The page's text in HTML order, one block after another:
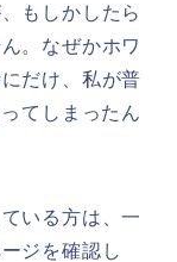
もしかしたら
。なぜかホワ
だけ、私が普
てしまったん
いる方は、一
ジを確認し